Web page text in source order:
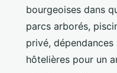
bourgeoises dans
parcs arborés,
privé,
hôtelières pour un